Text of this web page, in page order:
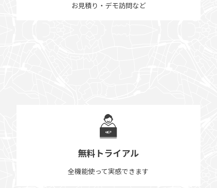
お見積り・デモ訪問など
無料トライアル
全機能使って実感できます